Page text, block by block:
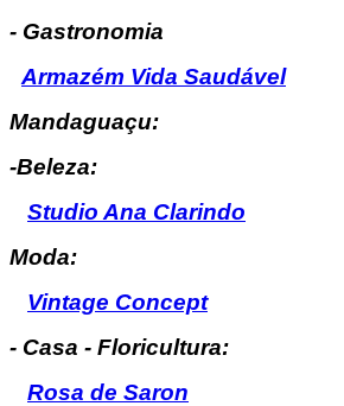
- Gastronomia
Armazém Vida Saudável
Mandaguaçu:
-Beleza:
Studio Ana Clarindo
Moda:
Vintage Concept
- Casa - Floricultura:
Rosa de Saron